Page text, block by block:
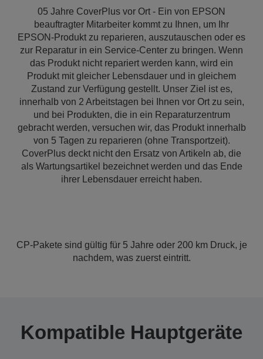
05 Jahre CoverPlus vor Ort - Ein von EPSON
beauftragter Mitarbeiter kommt zu Ihnen, um Ihr
EPSON-Produkt zu reparieren, auszutauschen oder es
zur Reparatur in ein Service-Center zu bringen. Wenn
das Produkt nicht repariert werden kann, wird ein
Produkt mit gleicher Lebensdauer und in gleichem
Zustand zur Verfügung gestellt. Unser Ziel ist es,
innerhalb von 2 Arbeitstagen bei Ihnen vor Ort zu sein,
und bei Produkten, die in ein Reparaturzentrum
gebracht werden, versuchen wir, das Produkt innerhalb
von 5 Tagen zu reparieren (ohne Transportzeit).
CoverPlus deckt nicht den Ersatz von Artikeln ab, die
als Wartungsartikel bezeichnet werden und das Ende
ihrer Lebensdauer erreicht haben.
CP-Pakete sind gültig für 5 Jahre oder 200 km Druck, je
nachdem, was zuerst eintritt.
Kompatible Hauptgeräte